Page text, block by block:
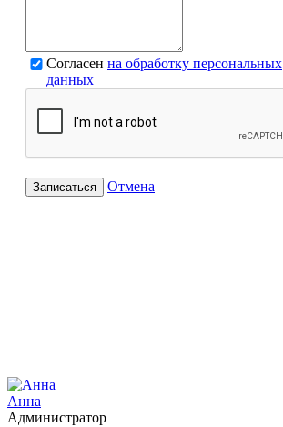
Согласен на обработку персональных
данных
Записаться Отмена
Анна
Администратор